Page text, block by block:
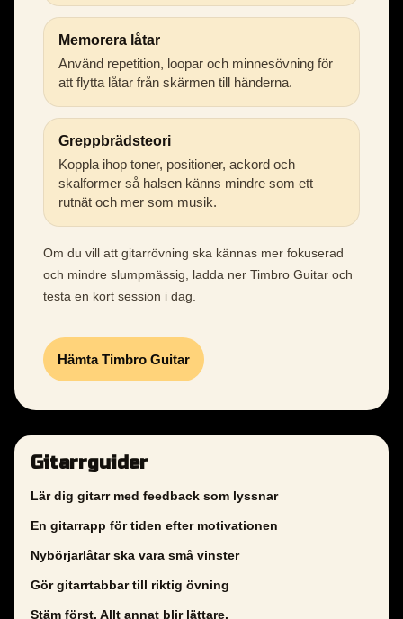
Memorera låtar
Använd repetition, loopar och minnesövning för
att flytta låtar från skärmen till händerna.
Greppbrädsteori
Koppla ihop toner, positioner, ackord och
skalformer så halsen känns mindre som ett
rutnät och mer som musik.
Om du vill att gitarrövning ska kännas mer fokuserad
och mindre slumpmässig, ladda ner Timbro Guitar och
testa en kort session i dag.
Hämta Timbro Guitar
Gitarrguider
Lär dig gitarr med feedback som lyssnar
En gitarrapp för tiden efter motivationen
Nybörjarlåtar ska vara små vinster
Gör gitarrtabbar till riktig övning
Stäm först. Allt annat blir lättare.